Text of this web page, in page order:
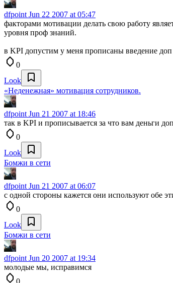
dfpoint Jun 22 2007 at 05:47
факторами мотивации делать свою работу
уровня проф знаний.
в KPI допустим у меня прописаны введение доп
0
Look
«Неденежная» мотивация сотрудников.
dfpoint Jun 21 2007 at 18:46
так в KPI и прописывается за что вам деньги
0
Look
Бомжи в сети
dfpoint Jun 21 2007 at 06:07
с одной стороны кажется они используют обе
0
Look
Бомжи в сети
dfpoint Jun 20 2007 at 19:34
молодые мы, исправимся
0